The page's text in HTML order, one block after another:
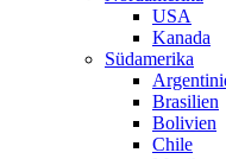
USA
Kanada
Südamerika
Brasilien
Bolivien
Chile